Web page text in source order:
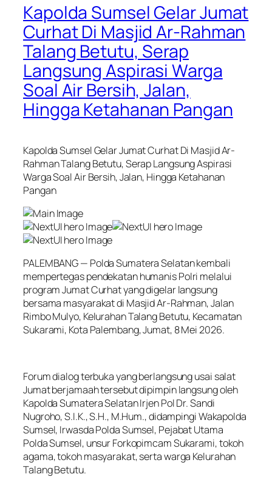
Kapolda Sumsel Gelar Jumat
Curhat Di Masjid Ar-Rahman
Talang Betutu, Serap
Langsung Aspirasi Warga
Soal Air Bersih, Jalan,
Hingga Ketahanan Pangan
Kapolda Sumsel Gelar Jumat Curhat Di Masjid Ar-
Rahman Talang Betutu, Serap Langsung Aspirasi
Warga Soal Air Bersih, Jalan, Hingga Ketahanan
Pangan
PALEMBANG — Polda Sumatera Selatan kembali
mempertegas pendekatan humanis Polri melalui
program Jumat Curhat yang digelar langsung
bersama masyarakat di Masjid Ar-Rahman, Jalan
Rimbo Mulyo, Kelurahan Talang Betutu, Kecamatan
Sukarami, Kota Palembang, Jumat, 8 Mei 2026.
Forum dialog terbuka yang berlangsung usai salat
Jumat berjamaah tersebut dipimpin langsung oleh
Kapolda Sumatera Selatan Irjen Pol Dr. Sandi
Nugroho, S.I.K., S.H., M.Hum., didampingi Wakapolda
Sumsel, Irwasda Polda Sumsel, Pejabat Utama
Polda Sumsel, unsur Forkopimcam Sukarami, tokoh
agama, tokoh masyarakat, serta warga Kelurahan
Talang Betutu.